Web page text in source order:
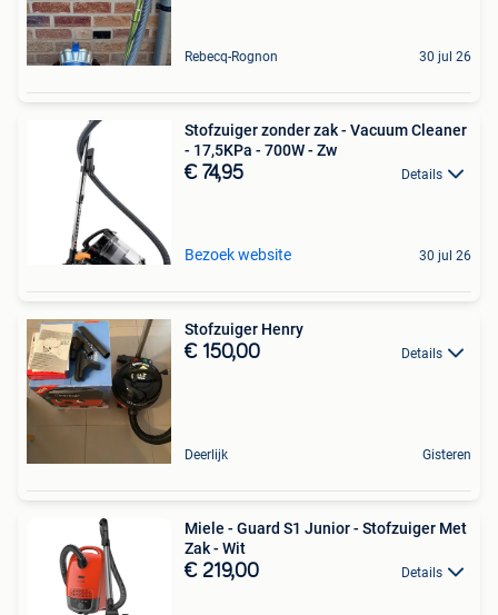
Rebecq-Rognon 30 jul 26
Stofzuiger zonder zak - Vacuum Cleaner
- 17,5KPa - 700W - Zw
€ 74,95 Details
Bezoek website 30 jul 26
Stofzuiger Henry
€ 150,00 Details
Deerlijk Gisteren
Miele - Guard S1 Junior - Stofzuiger Met
Zak - Wit
€ 219,00 Details